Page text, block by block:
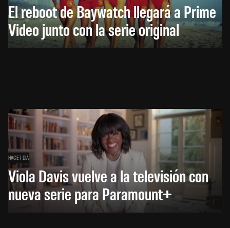
El reboot de Baywatch llegará a Prime
Video junto con la serie original
HACE 1 DÍA
Viola Davis vuelve a la televisión con
nueva serie para Paramount+